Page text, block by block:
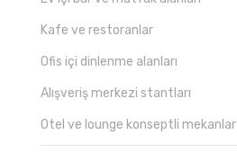
Kafe ve restoranlar
Ofis içi dinlenme alanları
Alışveriş merkezi stantları
Otel ve lounge konseptli mekanlar